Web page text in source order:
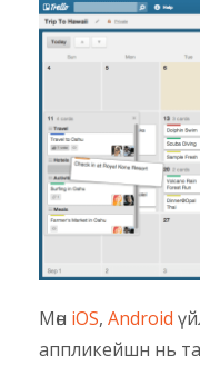
Мөн iOS, Android
аппликейшн нь таны